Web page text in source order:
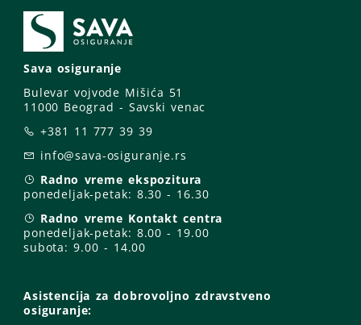
Sava osiguranje
Bulevar vojvode Mišića 51
11000 Beograd - Savski venac
+381 11 777 39 39
info@sava-osiguranje.rs
Radno vreme ekspozitura
ponedeljak-petak: 8.30 - 16.30
Radno vreme Kontakt centra
ponedeljak-petak: 8.00 - 19.00
subota: 9.00 - 14.00
Asistencija za dobrovoljno zdravstveno
osiguranje: